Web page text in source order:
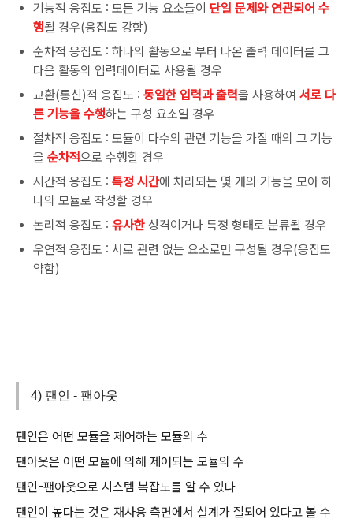
기능적 응집도 : 모든 기능 요소들이 단일 문제와 연관되어 수
행될 경우(응집도 강함)
순차적 응집도 : 하나의 활동으로 부터 나온 출력 데이터를 그
다음 활동의 입력데이터로 사용될 경우
교환(통신)적 응집도 : 동일한 입력과 출력을 사용하여 서로 다
른 기능을 수행하는 구성 요소일 경우
절차적 응집도 : 모듈이 다수의 관련 기능을 가질 때의 그 기능
을 순차적으로 수행할 경우
시간적 응집도 : 특정 시간에 처리되는 몇 개의 기능을 모아 하
나의 모듈로 작성할 경우
논리적 응집도 : 유사한 성격이거나 특정 형태로 분류될 경우
우연적 응집도 : 서로 관련 없는 요소로만 구성될 경우(응집도
약함)
4) 팬인 - 팬아웃
팬인은 어떤 모듈을 제어하는 모듈의 수
팬아웃은 어떤 모듈에 의해 제어되는 모듈의 수
팬인-팬아웃으로 시스템 복잡도를 알 수 있다
팬인이 높다는 것은 재사용 측면에서 설계가 잘되어 있다고 볼 수